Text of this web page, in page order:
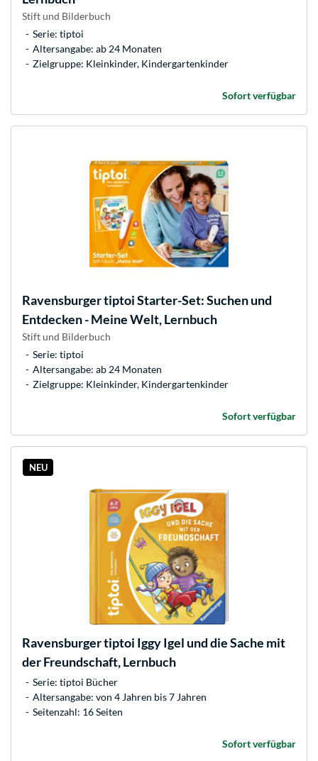
Stift und Bilderbuch
Serie: tiptoi
Altersangabe: ab 24 Monaten
Zielgruppe: Kleinkinder, Kindergartenkinder
Sofort verfügbar
Ravensburgertiptoi Starter-Set: Suchen und
Entdecken - Meine Welt, Lernbuch
Stift und Bilderbuch
Serie: tiptoi
Altersangabe: ab 24 Monaten
Zielgruppe: Kleinkinder, Kindergartenkinder
Sofort verfügbar
NEU
Ravensburgertiptoi Iggy Igel und die Sache mit
der Freundschaft, Lernbuch
Serie: tiptoi Bücher
Altersangabe: von 4 Jahren bis 7 Jahren
Seitenzahl: 16 Seiten
Sofort verfügbar